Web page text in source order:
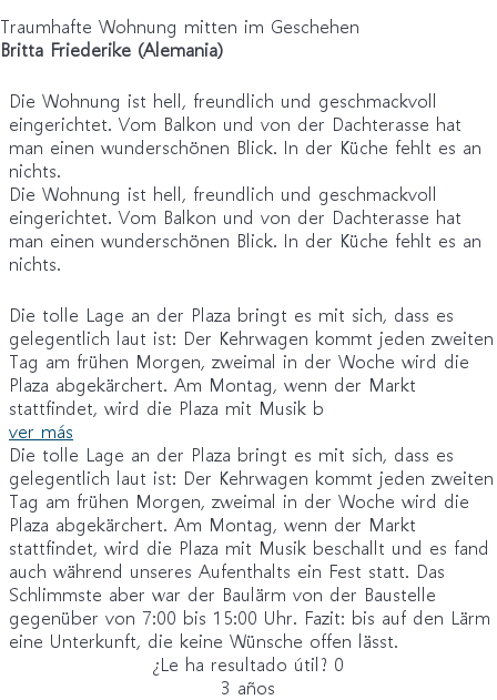
Traumhafte Wohnung mitten im Geschehen
Britta Friederike (Alemania)
Die Wohnung ist hell, freundlich und geschmackvoll
eingerichtet. Vom Balkon und von der Dachterasse hat
man einen wunderschönen Blick. In der Küche fehlt es an
nichts.
Die Wohnung ist hell, freundlich und geschmackvoll
eingerichtet. Vom Balkon und von der Dachterasse hat
man einen wunderschönen Blick. In der Küche fehlt es an
nichts.
Die tolle Lage an der Plaza bringt es mit sich, dass es
gelegentlich laut ist: Der Kehrwagen kommt jeden zweiten
Tag am frühen Morgen, zweimal in der Woche wird die
Plaza abgekärchert. Am Montag, wenn der Markt
stattfindet, wird die Plaza mit Musik b
ver más
Die tolle Lage an der Plaza bringt es mit sich, dass es
gelegentlich laut ist: Der Kehrwagen kommt jeden zweiten
Tag am frühen Morgen, zweimal in der Woche wird die
Plaza abgekärchert. Am Montag, wenn der Markt
stattfindet, wird die Plaza mit Musik beschallt und es fand
auch während unseres Aufenthalts ein Fest statt. Das
Schlimmste aber war der Baulärm von der Baustelle
gegenüber von 7:00 bis 15:00 Uhr. Fazit: bis auf den Lärm
eine Unterkunft, die keine Wünsche offen lässt.
¿Le ha resultado útil? 0
3 años